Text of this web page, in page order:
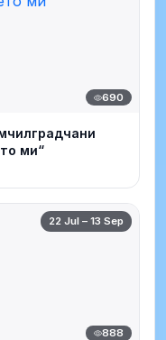
690
ми“
22 Jul – 13 Sep
888